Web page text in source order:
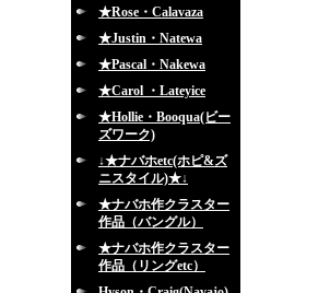
★Rose・Calavaza
★Justin・Natewa
★Pascal・Nakewa
★Carol ・Lateyice
★Hollie・Booqua(ビー
ズワーク)
↓★ナバホetc(ホピ&ズ
ニスタイル)★↓
★ナバホ作クラスター
作品（バングル）
★ナバホ作クラスター
作品（リングetc）